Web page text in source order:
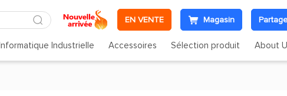
EN VENTE Magasin
Informatique Industrielle Accessoires Sélection produit About